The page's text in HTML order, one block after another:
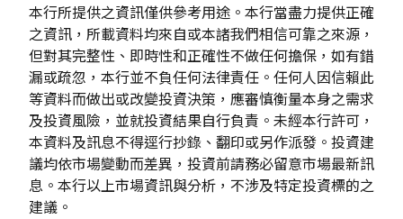
本行所提供之資訊僅供參考用途。本行當盡力提供正確
之資訊，所載資料均來自或本諸我們相信可靠之來源，
但對其完整性、即時性和正確性不做任何擔保，如有錯
漏或疏忽，本行並不負任何法律責任。任何人因信賴此
等資料而做出或改變投資決策，應審慎衡量本身之需求
及投資風險，並就投資結果自行負責。未經本行許可，
本資料及訊息不得逕行抄錄、翻印或另作派發。投資建
議均依市場變動而差異，投資前請務必留意市場最新訊
息。本行以上市場資訊與分析，不涉及特定投資標的之
建議。